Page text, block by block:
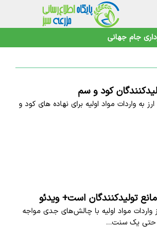
جام جهانی
کود و سم
مسئولان با چه توجیهی در تخصیص ارز به واردات مواد اولیه برای نهاده‎‌ های کود و
تولیدکنندگان است+ ویدئو
مواد اولیه با چالش‌های جدی مواجه
حتی یک سنت…